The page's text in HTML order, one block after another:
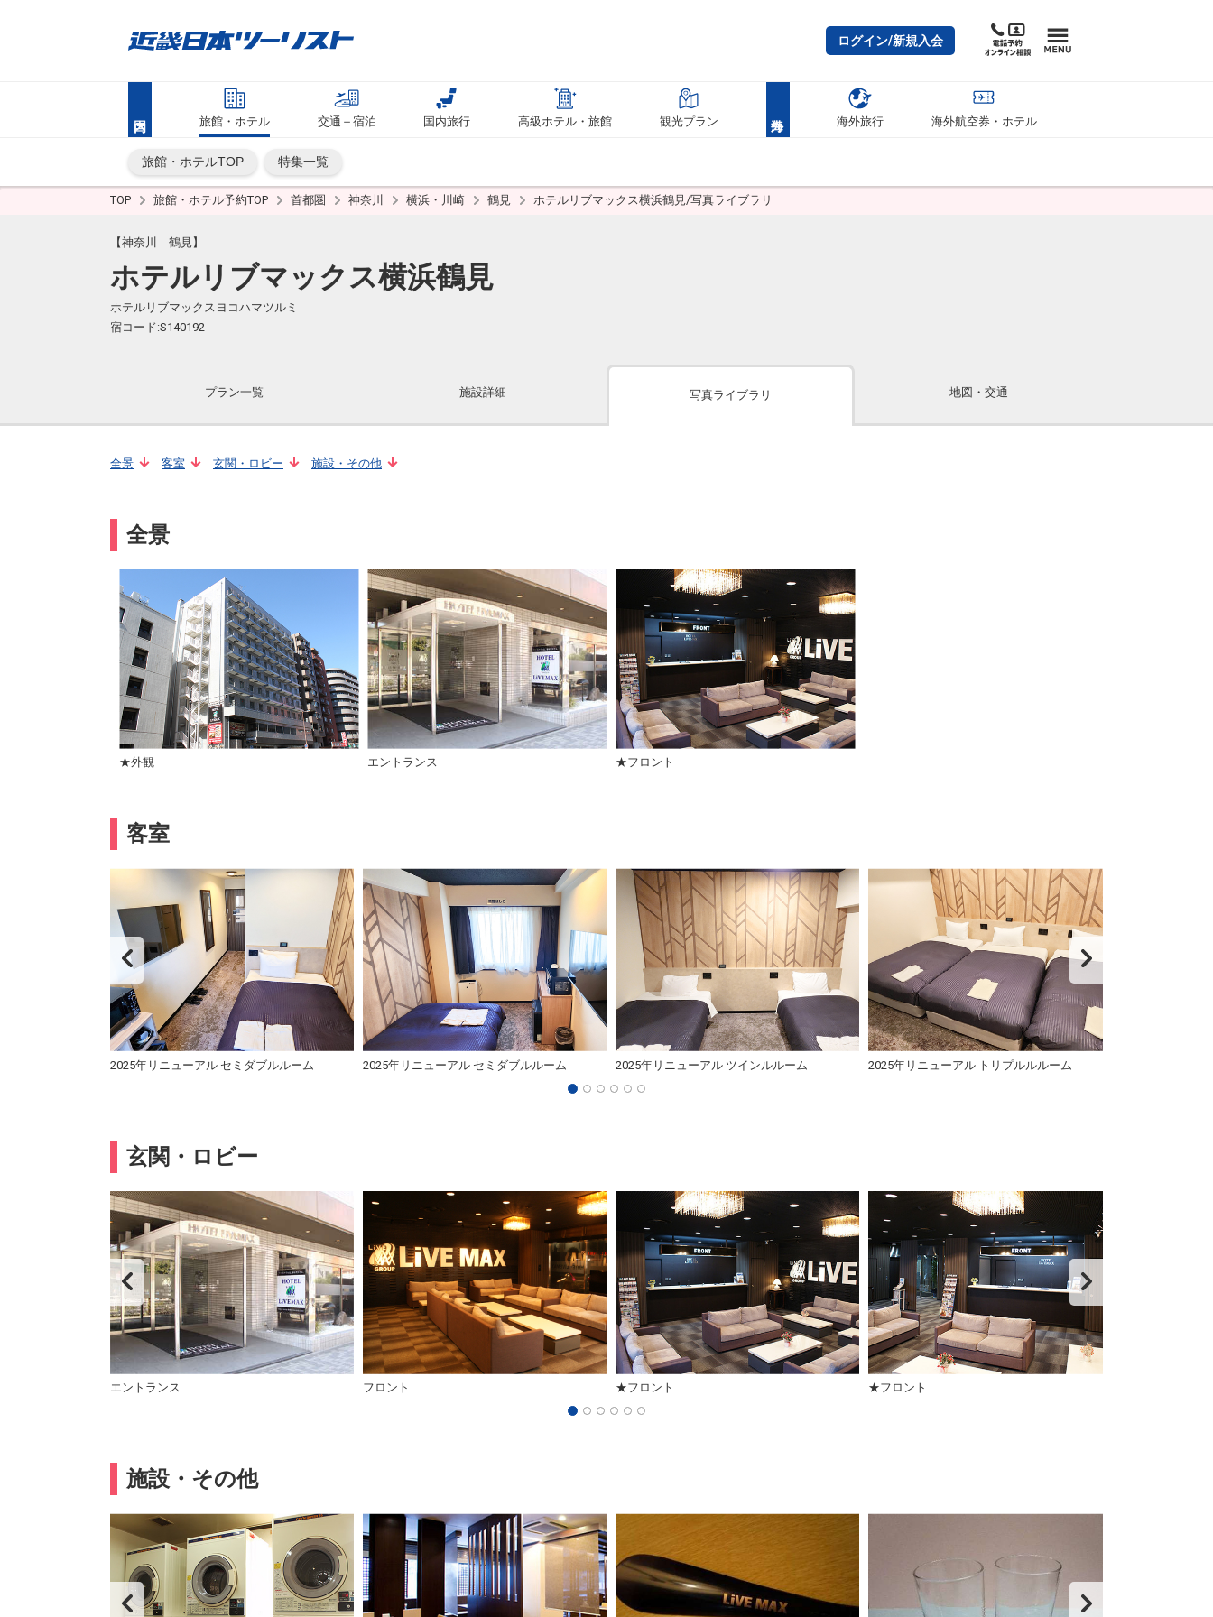
ログイン/新規入会
旅館・ホテル 交通＋宿泊 国内旅行 高級ホテル・旅館 観光プラン 海外旅行 海外航空券・ホテル
旅館・ホテルTOP 特集一覧
TOP 旅館・ホテル予約TOP 首都圏 神奈川 横浜・川崎 鶴見 ホテルリブマックス横浜鶴見/写真ライブラリ
【神奈川 鶴見】
ホテルリブマックス横浜鶴見
ホテルリブマックスヨコハマツルミ
宿コード:S140192
プラン一覧 施設詳細 写真ライブラリ 地図・交通
全景 客室 玄関・ロビー 施設・その他
全景
★外観 エントランス ★フロント
客室
2025年リニューアル セミダブルルーム 2025年リニューアル セミダブルルーム 2025年リニューアル ツインルルーム 2025年リニューアル トリプルルルーム
玄関・ロビー
エントランス フロント ★フロント ★フロント
施設・その他